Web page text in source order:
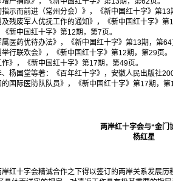
示而前进（常州分会）》，《新中国红十字》第13
残废军人优抚工作的通知》，《新中国红十字》第
新中国红十字》第12期，第7页。
医药优待办法》，《新中国红十字》第13期，第64
行联欢会》，《新中国红十字》第12期，第29页。
》，《新中国红十字》第17期，第49页。
杨国堂等著：《百年红十字》，安徽人民出版社
国际医防队队员》，《新中国红十字》第17期，第
两岸红十字会与“金门
杨红星
岸红十字会精诚合作之下得以签订的两岸关系发展